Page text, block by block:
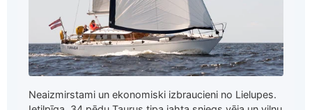
Neaizmirstami un ekonomiski izbraucieni no Lielupes.